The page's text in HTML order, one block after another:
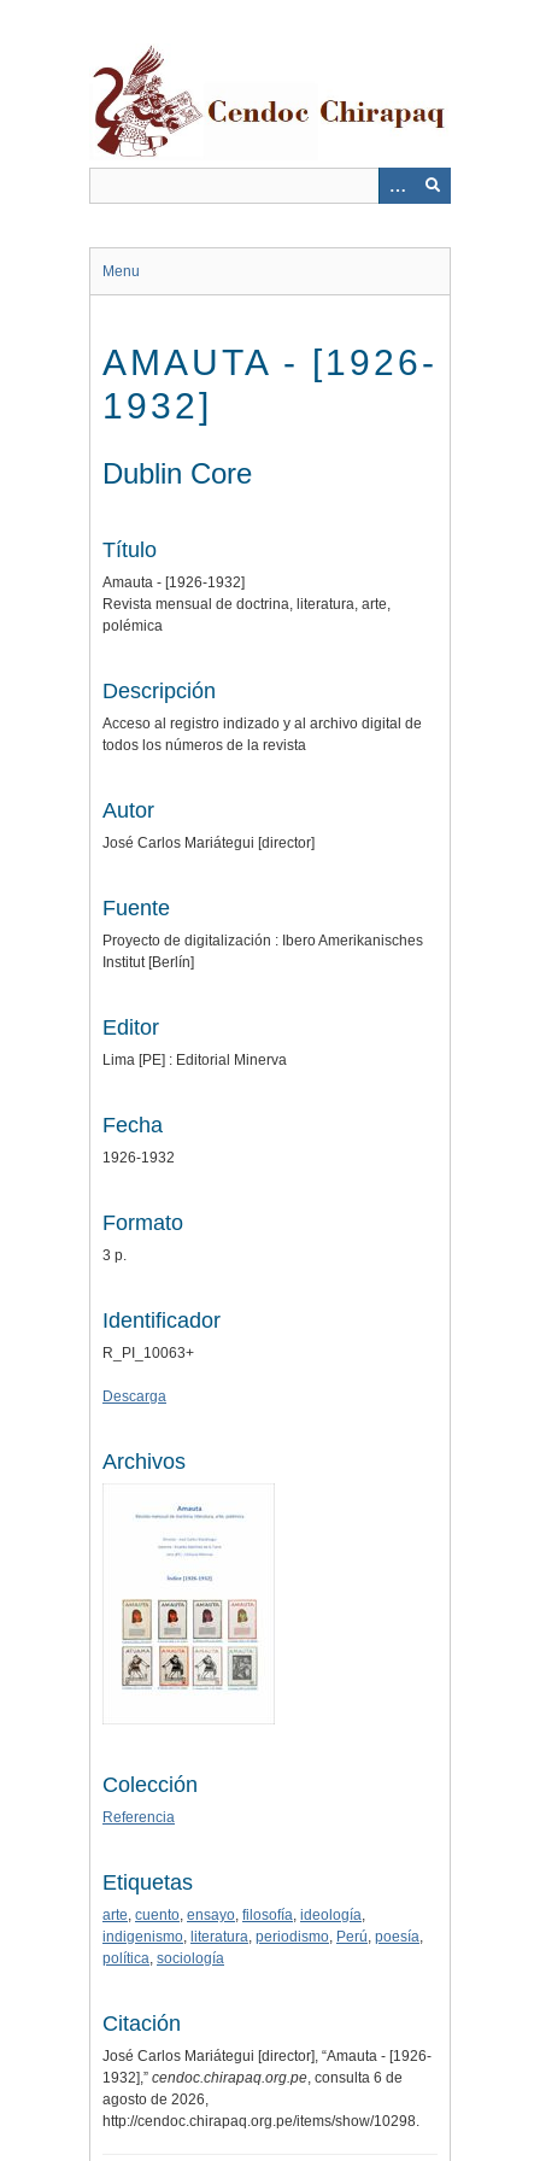
Menu
AMAUTA - [1926-
1932]
Dublin Core
Título
Amauta - [1926-1932]
Revista mensual de doctrina, literatura, arte,
polémica
Descripción
Acceso al registro indizado y al archivo digital de
todos los números de la revista
Autor
José Carlos Mariátegui [director]
Fuente
Proyecto de digitalización : Ibero Amerikanisches
Institut [Berlín]
Editor
Lima [PE] : Editorial Minerva
Fecha
1926-1932
Formato
3 p.
Identificador
R_PI_10063+
Descarga
Archivos
Colección
Referencia
Etiquetas
arte, cuento, ensayo, filosofía, ideología,
indigenismo, literatura, periodismo, Perú, poesía,
política, sociología
Citación
José Carlos Mariátegui [director], “Amauta - [1926-
1932],” cendoc.chirapaq.org.pe, consulta 6 de
agosto de 2026,
http://cendoc.chirapaq.org.pe/items/show/10298.